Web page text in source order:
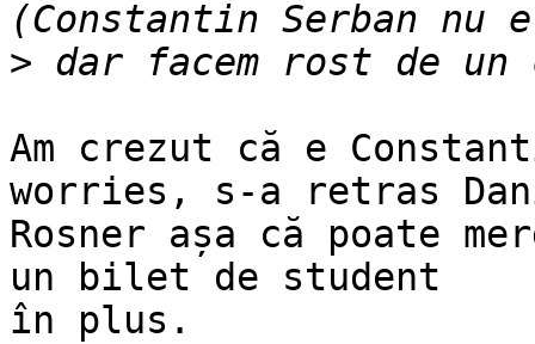
>
Am crezut că e
worries, s-a retras
Rosner așa că poate
un bilet de student
în plus.